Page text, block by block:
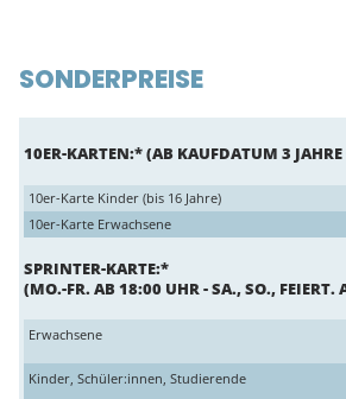
SONDERPREISE
10ER-KARTEN:* (AB KAUFDATUM 3
10er-Karte Kinder (bis 16 Jahre)
10er-Karte Erwachsene
SPRINTER-KARTE:*
(MO.-FR. AB 18:00 UHR - SA., SO., FEIERT.
Erwachsene
Kinder, Schüler:innen, Studierende